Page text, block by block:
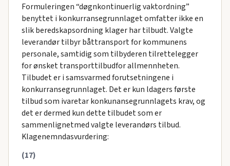
Formuleringen “døgnkontinuerlig vaktordning”
benyttet i konkurransegrunnlaget omfatter ikke en
slik beredskapsordning klager har tilbudt. Valgte
leverandør tilbyr båttransport for kommunens
personale, samtidig som tilbyderen tilrettelegger
for ønsket transporttilbudfor allmennheten.
Tilbudet er i samsvarmed forutsetningene i
konkurransegrunnlaget. Det er kun ldagers første
tilbud som ivaretar konkunansegrunnlagets krav, og
det er dermed kun dette tilbudet som er
sammenlignetmed valgte leverandørs tilbud.
Klagenemndasvurdering:
(17)